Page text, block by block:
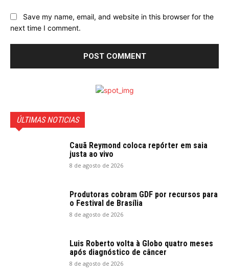
Save my name, email, and website in this browser for the
next time I comment.
ÚLTIMAS NOTICIAS
Cauã Reymond coloca repórter em saia
justa ao vivo
8 de agosto de 2026
Produtoras cobram GDF por recursos para
o Festival de Brasília
8 de agosto de 2026
Luis Roberto volta à Globo quatro meses
após diagnóstico de câncer
8 de agosto de 2026